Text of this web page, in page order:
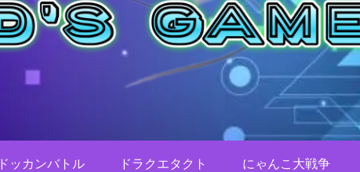
ドッカンバトル ドラクエタクト にゃんこ大戦争